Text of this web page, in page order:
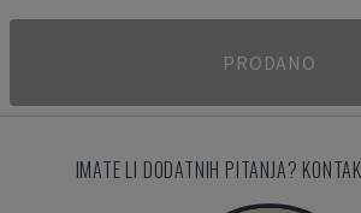
PRODANO
IMATE LI DODATNIH PITANJA?